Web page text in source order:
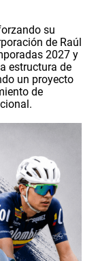
su
de Raúl
2027 y
estructura de
un proyecto
de